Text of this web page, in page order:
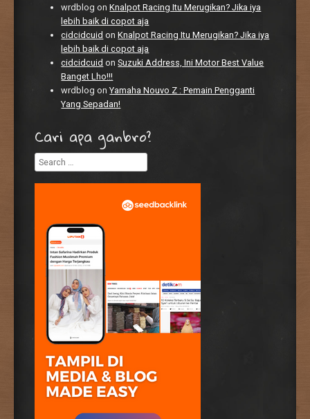
wrdblog onKnalpot Racing Itu Merugikan? Jika iya
lebih baik di copot aja
cidcidcuid onKnalpot Racing Itu Merugikan? Jika iya
lebih baik di copot aja
cidcidcuid onSuzuki Address, Ini Motor Best Value
Banget Lho!!!
wrdblog onYamaha Nouvo Z : Pemain Pengganti
Yang Sepadan!
Cari apa ganbro?
Search